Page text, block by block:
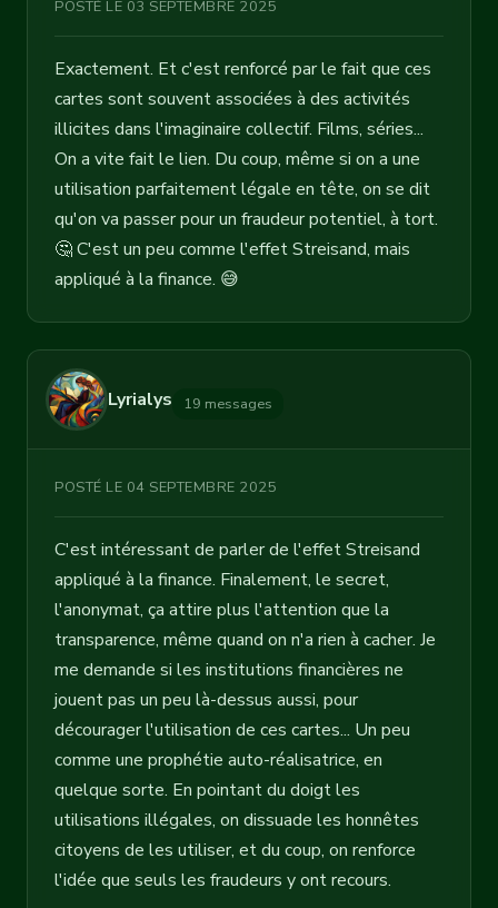
POSTÉ LE 03 SEPTEMBRE 2025
Exactement. Et c'est renforcé par le fait que ces
cartes sont souvent associées à des activités
illicites dans l'imaginaire collectif. Films, séries...
On a vite fait le lien. Du coup, même si on a une
utilisation parfaitement légale en tête, on se dit
qu'on va passer pour un fraudeur potentiel, à tort.
🤔 C'est un peu comme l'effet Streisand, mais
appliqué à la finance. 😅
Lyrialys 19 messages
POSTÉ LE 04 SEPTEMBRE 2025
C'est intéressant de parler de l'effet Streisand
appliqué à la finance. Finalement, le secret,
l'anonymat, ça attire plus l'attention que la
transparence, même quand on n'a rien à cacher. Je
me demande si les institutions financières ne
jouent pas un peu là-dessus aussi, pour
décourager l'utilisation de ces cartes... Un peu
comme une prophétie auto-réalisatrice, en
quelque sorte. En pointant du doigt les
utilisations illégales, on dissuade les honnêtes
citoyens de les utiliser, et du coup, on renforce
l'idée que seuls les fraudeurs y ont recours.